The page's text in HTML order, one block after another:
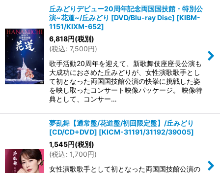
丘みどりデビュー20周年記念両国国技館・特別公
演~花道~/丘みどり [DVD/Blu-ray Disc] [KIBM-
1151/KIXM-652]
6,818円(税別)
(税込: 7,500円)
歌手活動20周年を迎えて、新歌舞伎座座長公演も
大成功におさめた丘みどりが、女性演歌歌手とし
て初となった両国国技館公演の快挙に挑戦した姿
を映し取ったコンサート映像パッケージ。 映像特
典として、コンサー…
夢乱舞【通常盤/花道盤/初回限定盤】/丘みどり
[CD/CD+DVD] [KICM-31191/31192/39005]
1,545円(税別)
(税込: 1,700円)
女性演歌歌手として初となった両国国技館公演の